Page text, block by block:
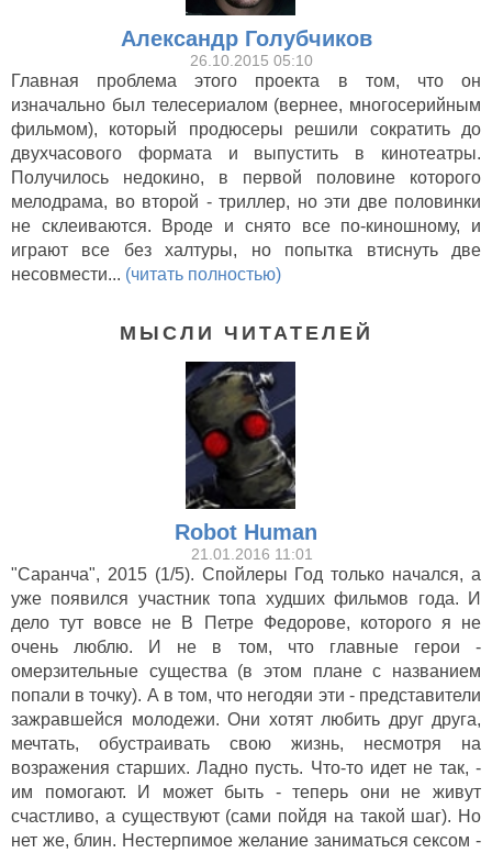
Александр Голубчиков
26.10.2015 05:10
Главная проблема этого проекта в том, что он
изначально был телесериалом (вернее, многосерийным
фильмом), который продюсеры решили сократить до
двухчасового формата и выпустить в кинотеатры.
Получилось недокино, в первой половине которого
мелодрама, во второй - триллер, но эти две половинки
не склеиваются. Вроде и снято все по-киношному, и
играют все без халтуры, но попытка втиснуть две
несовмести... (читать полностью)
МЫСЛИ ЧИТАТЕЛЕЙ
Robot Human
21.01.2016 11:01
"Саранча", 2015 (1/5). Спойлеры Год только начался, а
уже появился участник топа худших фильмов года. И
дело тут вовсе не В Петре Федорове, которого я не
очень люблю. И не в том, что главные герои -
омерзительные существа (в этом плане с названием
попали в точку). А в том, что негодяи эти - представители
зажравшейся молодежи. Они хотят любить друг друга,
мечтать, обустраивать свою жизнь, несмотря на
возражения старших. Ладно пусть. Что-то идет не так, -
им помогают. И может быть - теперь они не живут
счастливо, а существуют (сами пойдя на такой шаг). Но
нет же, блин. Нестерпимое желание заниматься сексом -